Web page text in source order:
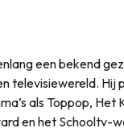
een bekend
televisiewereld. Hij
als Toppop, Het
en het Schooltv-